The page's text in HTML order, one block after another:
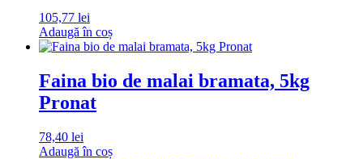
105,77 lei
Adaugă în coș
Faina bio de malai bramata, 5kg
Pronat
78,40 lei
Adaugă în coș